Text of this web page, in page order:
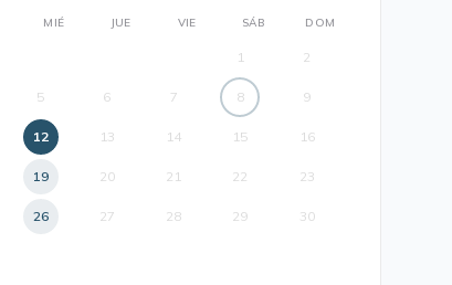
MIÉ JUE VIE SÁB DOM
1 2
5 6 7 8 9
12 13 14 15 16
19 20 21 22 23
26 27 28 29 30